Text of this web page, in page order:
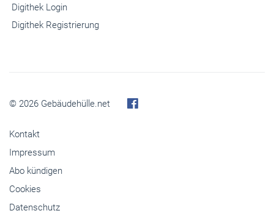
Digithek Login
Digithek Registrierung
© 2026 Gebäudehülle.net
Kontakt
Impressum
Abo kündigen
Cookies
Datenschutz